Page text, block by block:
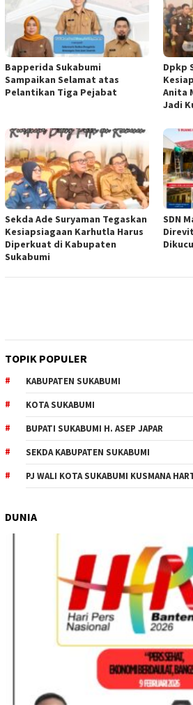
Bapperida Sukabumi
Sampaikan Selamat atas
Pelantikan Tiga Pejabat
Dpkp
Anita
Jadi
Sekda Ade Suryaman Tegaskan
Kesiapsiagaan Karhutla Harus
Diperkuat di Kabupaten
Sukabumi
SDN
TOPIK POPULER
KABUPATEN SUKABUMI
KOTA SUKABUMI
BUPATI SUKABUMI H. ASEP JAPAR
SEKDA KABUPATEN SUKABUMI
PJ WALI KOTA SUKABUMI KUSMANA
DUNIA